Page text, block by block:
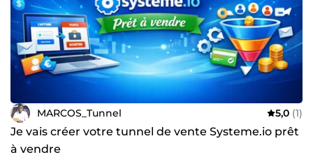
MARCOS_Tunnel 5,0 (1)
Je vais créer votre tunnel de vente Systeme.io prêt
à vendre